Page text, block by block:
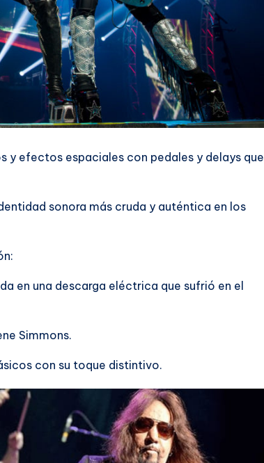
y efectos espaciales con pedales y delays que
sonora más cruda y auténtica en los
en una descarga eléctrica que sufrió en el
Simmons.
con su toque distintivo.